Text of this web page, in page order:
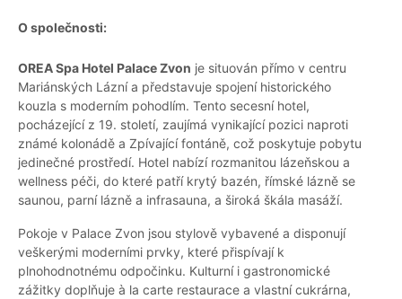
O společnosti:
OREA Spa Hotel Palace Zvon je situován přímo v centru
Mariánských Lázní a představuje spojení historického
kouzla s moderním pohodlím. Tento secesní hotel,
pocházející z 19. století, zaujímá vynikající pozici naproti
známé kolonádě a Zpívající fontáně, což poskytuje pobytu
jedinečné prostředí. Hotel nabízí rozmanitou lázeňskou a
wellness péči, do které patří krytý bazén, římské lázně se
saunou, parní lázně a infrasauna, a široká škála masáží.
Pokoje v Palace Zvon jsou stylově vybavené a disponují
veškerými moderními prvky, které přispívají k
plnohodnotnému odpočinku. Kulturní i gastronomické
zážitky doplňuje à la carte restaurace a vlastní cukrárna,